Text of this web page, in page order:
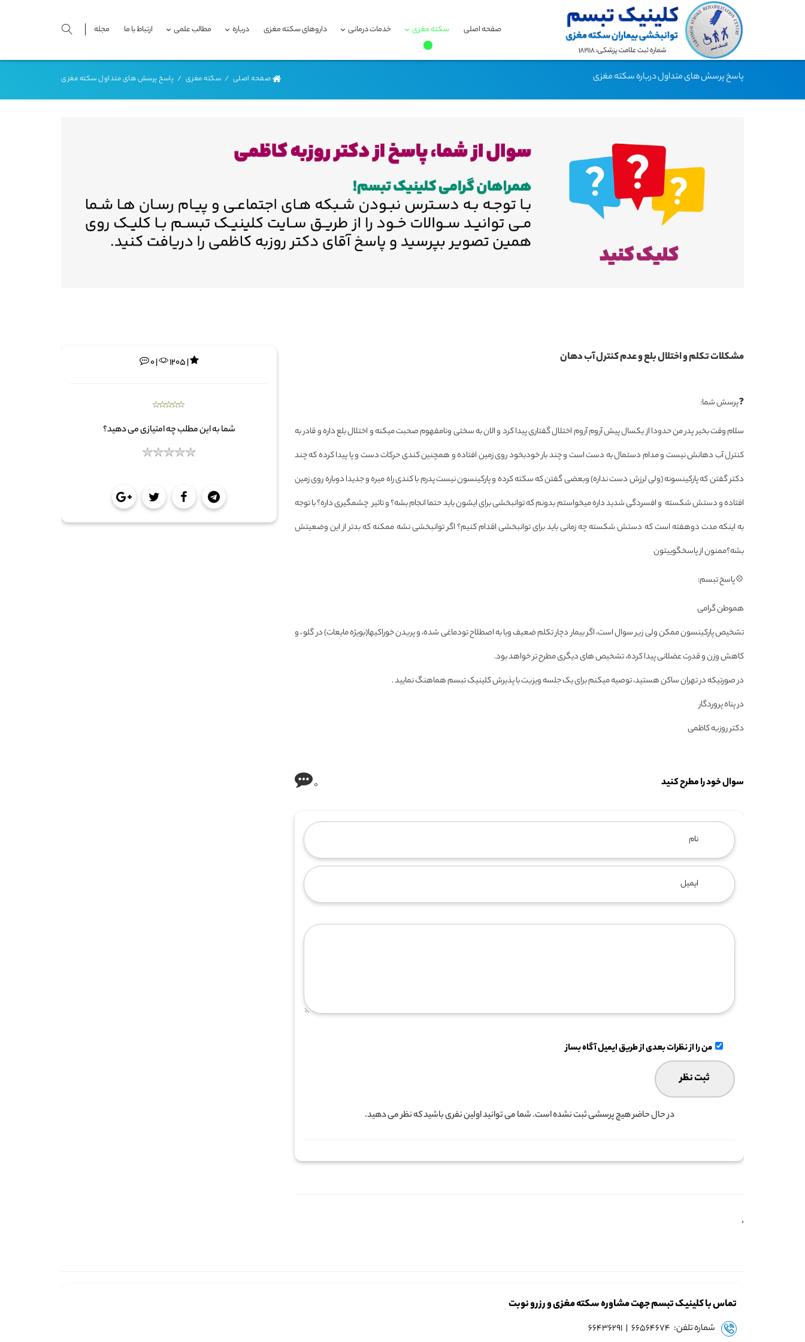
صفحه اصلی سکته مغزی خدمات درمانی داروهای سکته مغزی درباره مطالب علمی ارتباط با ما مجله
پاسخ پرسش های متداول درباره سکته مغزی صفحه اصلی / سکته مغزی / پاسخ پرسش های متداول سکته مغزی
مشکلات تکلم و اختلال بلع و عدم کنترل آب دهان
❓پرسش شما:
سلام وقت بخیر پدر من حدودا از یکسال پیش آروم آروم اختلال گفتاری پیدا کرد و الان به سختی و‌نامفهوم صحبت میکنه و اختلال بلع داره و قادر به
کنترل آب دهانش نیست و مدام دستمال به دست است و چند بار خودبخود روی زمین افتاده و همچنین کندی حرکات دست و پا پیدا کرده که چند
دکتر گفتن که پارکینسونه (ولی لرزش دست نداره) وبعضی گفتن که سکته کرده و پارکینسون نیست پدرم با کندی راه میره و جدیدا دوباره روی زمین
افتاده و دستش شکسته و افسردگی شدید داره میخواستم بدونم که توانبخشی برای ایشون باید حتما انجام بشه؟ و تاثیر چشمگیری داره؟ با توجه
به اینکه مدت دوهفته است که دستش شکسته چه زمانی باید برای توانبخشی اقدام کنیم؟ اگر توانبخشی نشه ممکنه که بدتر از این وضعیتش
بشه؟ممنون از پاسخگوییتون
💠پاسخ تبسم:
هموطن گرامی
تشخیص پارکینسون ممکن ولی زیر سوال است، اگر بیمار دچار تکلم ضعیف ویا به اصطلاح تودماغی شده، و پریدن خوراکیها(بویژه مایعات) در گلو ، و
کاهش وزن و قدرت عضلانی پیدا کرده، تشخیص های دیگری مطرح تر خواهد بود.
در صورتیکه در تهران ساکن هستید، توصیه میکنم برای یک جلسه ویزیت با پذیرش کلینیک تبسم هماهنگ نمایید .
در پناه پروردگار
دکتر روزبه کاظمی
سوال خود را مطرح کنید 0
من را از نظرات بعدی از طریق ایمیل آگاه بساز
در حال حاضر هیچ پرسشی ثبت نشده است. شما می توانید اولین نفری باشید که نظر می دهید.
,
0 | 1205 |
شما به این مطلب چه امتیازی می دهید؟
تماس با کلینیک تبسم جهت مشاوره سکته مغزی و رزرو نوبت
شماره تلفن: ۶۶۵۶۴۶۷۴ | ۶۶۴۳۶۲۹۱